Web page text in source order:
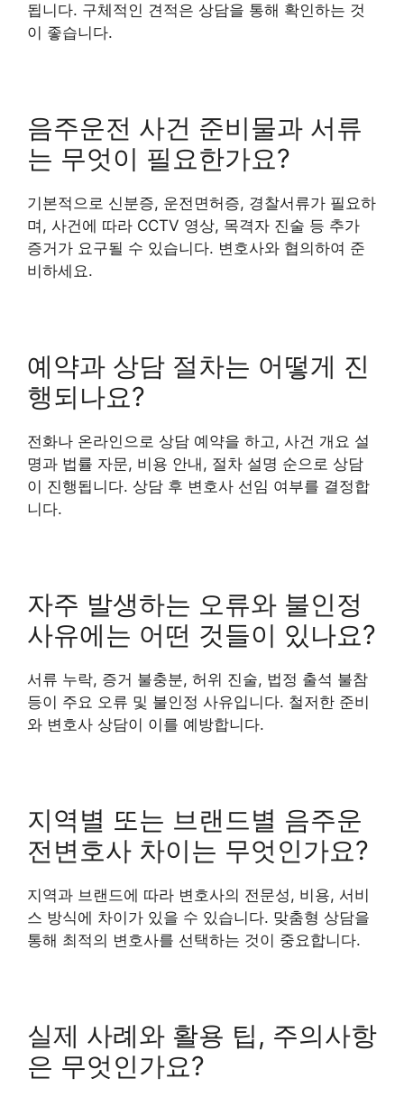
됩니다. 구체적인 견적은 상담을 통해 확인하는 것
이 좋습니다.
음주운전 사건 준비물과 서류
는 무엇이 필요한가요?
기본적으로 신분증, 운전면허증, 경찰서류가 필요하
며, 사건에 따라 CCTV 영상, 목격자 진술 등 추가
증거가 요구될 수 있습니다. 변호사와 협의하여 준
비하세요.
예약과 상담 절차는 어떻게 진
행되나요?
전화나 온라인으로 상담 예약을 하고, 사건 개요 설
명과 법률 자문, 비용 안내, 절차 설명 순으로 상담
이 진행됩니다. 상담 후 변호사 선임 여부를 결정합
니다.
자주 발생하는 오류와 불인정
사유에는 어떤 것들이 있나요?
서류 누락, 증거 불충분, 허위 진술, 법정 출석 불참
등이 주요 오류 및 불인정 사유입니다. 철저한 준비
와 변호사 상담이 이를 예방합니다.
지역별 또는 브랜드별 음주운
전변호사 차이는 무엇인가요?
지역과 브랜드에 따라 변호사의 전문성, 비용, 서비
스 방식에 차이가 있을 수 있습니다. 맞춤형 상담을
통해 최적의 변호사를 선택하는 것이 중요합니다.
실제 사례와 활용 팁, 주의사항
은 무엇인가요?